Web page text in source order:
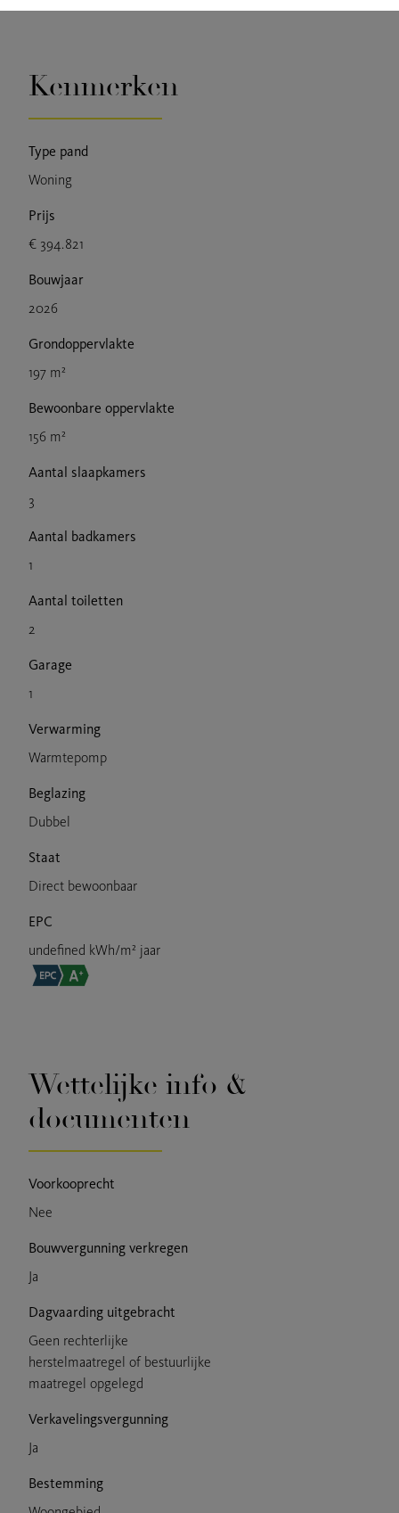
Kenmerken
Type pand
Woning
Prijs
€ 394.821
Bouwjaar
2026
Grondoppervlakte
197 m²
Bewoonbare oppervlakte
156 m²
Aantal slaapkamers
3
Aantal badkamers
1
Aantal toiletten
2
Garage
1
Verwarming
Warmtepomp
Beglazing
Dubbel
Staat
Direct bewoonbaar
EPC
undefined kWh/m² jaar
Wettelijke info &
documenten
Voorkooprecht
Nee
Bouwvergunning verkregen
Ja
Dagvaarding uitgebracht
Geen rechterlijke
herstelmaatregel of bestuurlijke
maatregel opgelegd
Verkavelingsvergunning
Ja
Bestemming